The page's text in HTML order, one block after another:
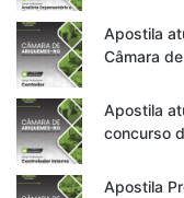
Apostila
Câmara
Apostila
concurso
Apostila